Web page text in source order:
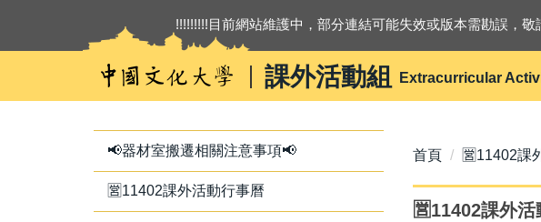
內
課外活動組 Extracurricular
!!!!!!!!!目前網站維護中，部分連結可能失效或版本需勘誤，敬
📢器材室搬遷相關注意事項📢
🈺11402課外活動行事曆
首頁 🈺11402課
🈺11402課外